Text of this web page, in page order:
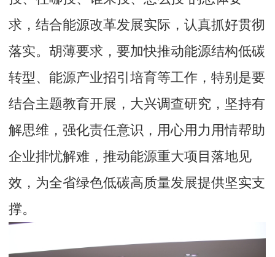
求，结合能源改革发展实际，认真抓好贯彻
落实。胡薄要求，要加快推动能源结构低碳
转型、能源产业招引培育等工作，特别是要
结合主题教育开展，大兴调查研究，坚持有
解思维，强化责任意识，用心用力用情帮助
企业排忧解难，推动能源重大项目落地见
效，为全省绿色低碳高质量发展提供坚实支
撑。